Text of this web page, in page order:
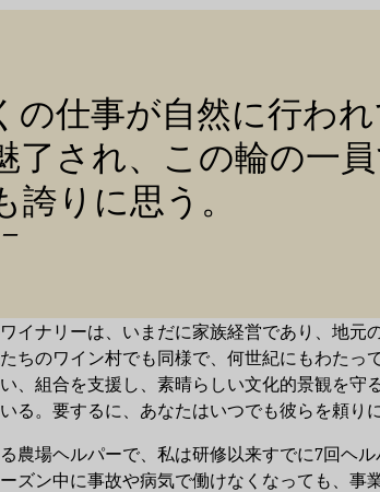
の仕事が自然に行われ
了され、この輪の一
誇りに思う。
イナリーは、いまだに家族経営であり、地
ちのワイン村でも同様で、何世紀にもわたっ
、組合を支援し、素晴らしい文化的景観を守
る。要するに、あなたはいつでも彼らを頼り
農場ヘルパーで、私は研修以来すでに7回ヘ
ズン中に事故や病気で働けなくなっても、事